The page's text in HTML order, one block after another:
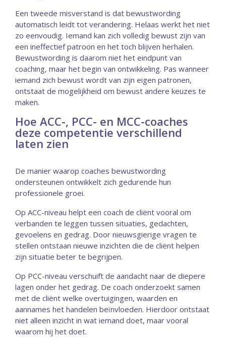
Een tweede misverstand is dat bewustwording
automatisch leidt tot verandering. Helaas werkt het niet
zo eenvoudig. Iemand kan zich volledig bewust zijn van
een ineffectief patroon en het toch blijven herhalen.
Bewustwording is daarom niet het eindpunt van
coaching, maar het begin van ontwikkeling. Pas wanneer
iemand zich bewust wordt van zijn eigen patronen,
ontstaat de mogelijkheid om bewust andere keuzes te
maken.
Hoe ACC-, PCC- en MCC-coaches
deze competentie verschillend
laten zien
De manier waarop coaches bewustwording
ondersteunen ontwikkelt zich gedurende hun
professionele groei.
Op ACC-niveau helpt een coach de cliënt vooral om
verbanden te leggen tussen situaties, gedachten,
gevoelens en gedrag. Door nieuwsgierige vragen te
stellen ontstaan nieuwe inzichten die de cliënt helpen
zijn situatie beter te begrijpen.
Op PCC-niveau verschuift de aandacht naar de diepere
lagen onder het gedrag. De coach onderzoekt samen
met de cliënt welke overtuigingen, waarden en
aannames het handelen beïnvloeden. Hierdoor ontstaat
niet alleen inzicht in wat iemand doet, maar vooral
waarom hij het doet.